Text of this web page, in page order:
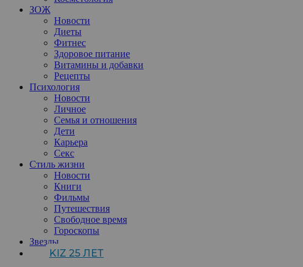
ЗОЖ
Новости
Диеты
Фитнес
Здоровое питание
Витамины и добавки
Рецепты
Психология
Новости
Личное
Семья и отношения
Дети
Карьера
Секс
Стиль жизни
Новости
Книги
Фильмы
Путешествия
Свободное время
Гороскопы
Звезды
KIZ 25 ЛЕТ